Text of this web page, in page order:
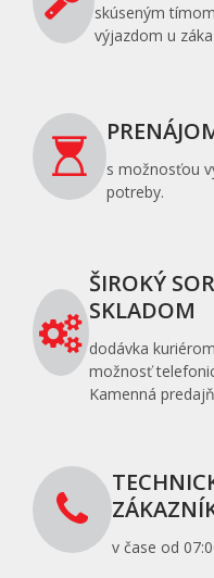
skúseným
výjazdom u
s možnosťou
potreby.
ŠIROKÝ
SKLADOM
dodávka
možnosť
Kamenná
v čase od